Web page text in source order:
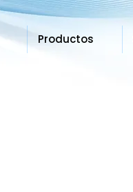
Productos